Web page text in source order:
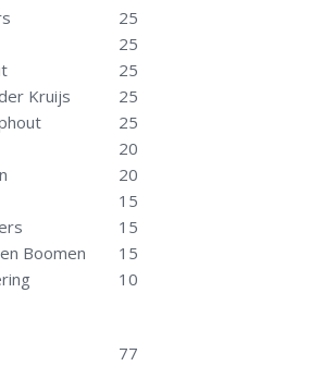
25
25
25
Kruijs
25
25
20
20
15
15
Boomen
15
10
77